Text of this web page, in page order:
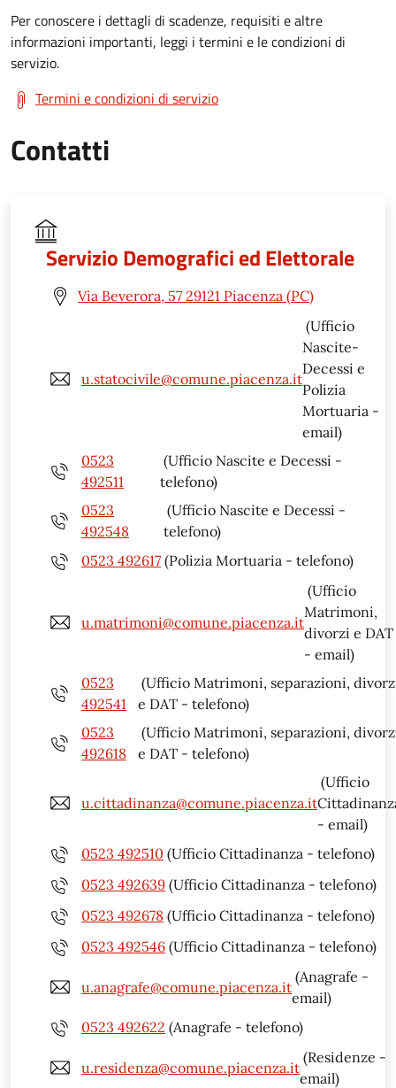
Per conoscere i dettagli di scadenze, requisiti e altre
informazioni importanti, leggi i termini e le condizioni di
servizio.
Termini e condizioni di servizio
Contatti
Servizio Demografici ed Elettorale
Via Beverora, 57 29121 Piacenza (PC)
u.statocivile@comune.piacenza.it
(Ufficio
Nascite-
Decessi e
Polizia
Mortuaria -
email)
0523
492511
(Ufficio Nascite e Decessi -
telefono)
0523
492548
(Ufficio Nascite e Decessi -
telefono)
0523 492617 (Polizia Mortuaria - telefono)
u.matrimoni@comune.piacenza.it
(Ufficio
Matrimoni,
divorzi e DAT
- email)
0523
492541
(Ufficio Matrimoni, separazioni,
e DAT - telefono)
0523
492618
(Ufficio Matrimoni, separazioni,
e DAT - telefono)
u.cittadinanza@comune.piacenza.it
(Ufficio
- email)
0523 492510 (Ufficio Cittadinanza - telefono)
0523 492639 (Ufficio Cittadinanza - telefono)
0523 492678 (Ufficio Cittadinanza - telefono)
0523 492546 (Ufficio Cittadinanza - telefono)
u.anagrafe@comune.piacenza.it
(Anagrafe -
email)
0523 492622 (Anagrafe - telefono)
u.residenza@comune.piacenza.it
(Residenze -
email)